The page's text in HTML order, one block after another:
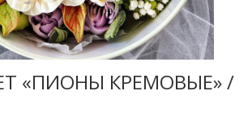
«ПИОНЫ КРЕМОВЫЕ» /